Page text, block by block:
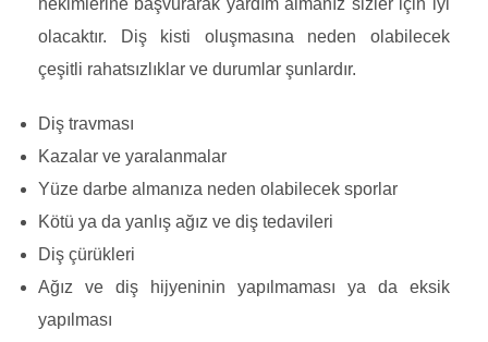
hekimlerine başvurarak yardım almanız sizler için iyi
olacaktır. Diş kisti oluşmasına neden olabilecek
çeşitli rahatsızlıklar ve durumlar şunlardır.
Diş travması
Kazalar ve yaralanmalar
Yüze darbe almanıza neden olabilecek sporlar
Kötü ya da yanlış ağız ve diş tedavileri
Diş çürükleri
Ağız ve diş hijyeninin yapılmaması ya da eksik
yapılması